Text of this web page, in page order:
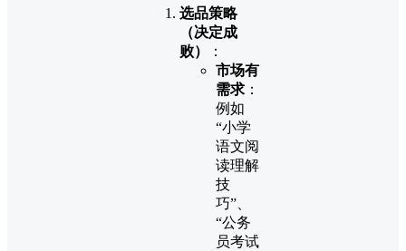
选品策略
（决定成
败）
：
市场有
需求 ：
例如
“小学
语文阅
读理解
技
巧”、
“公务
员考试